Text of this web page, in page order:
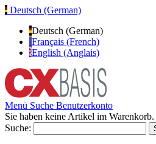
Deutsch (German)
Deutsch (German)
Français (French)
English (Anglais)
Menü Suche Benutzerkonto
Sie haben keine Artikel im Warenkorb.
Suche: